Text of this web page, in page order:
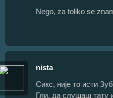
Nego, za toliko se
nista
Сикс, није то исти
Гли, да слушаш тату